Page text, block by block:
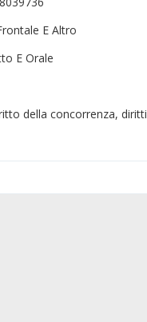
E Altro
E Orale
della concorrenza, diritti